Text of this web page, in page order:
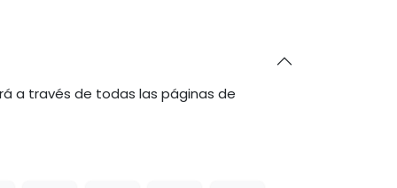
a través de todas las páginas de